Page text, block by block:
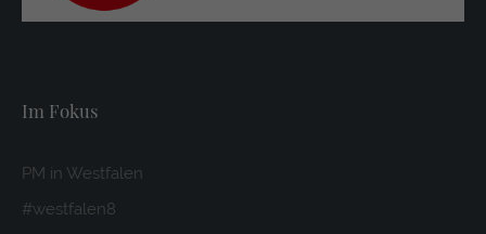
Im Fokus
PM in Westfalen
#westfalen8